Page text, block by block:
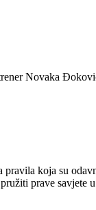
Novaka
koja su
prave savjete